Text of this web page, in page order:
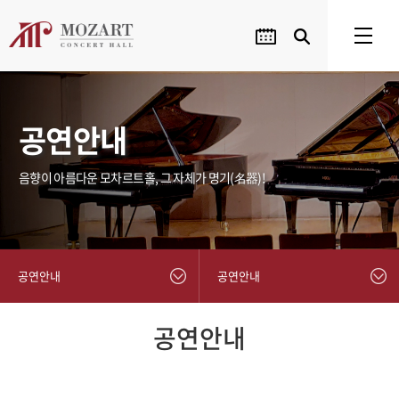
공연안내
음향이 아름다운 모차르트홀, 그 자체가 명기(名器)!
공연안내 공연안내
공연안내